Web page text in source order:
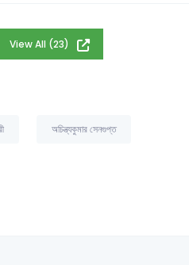
View All (23)
অচিন্ত্যকুমার সেনগুপ্ত